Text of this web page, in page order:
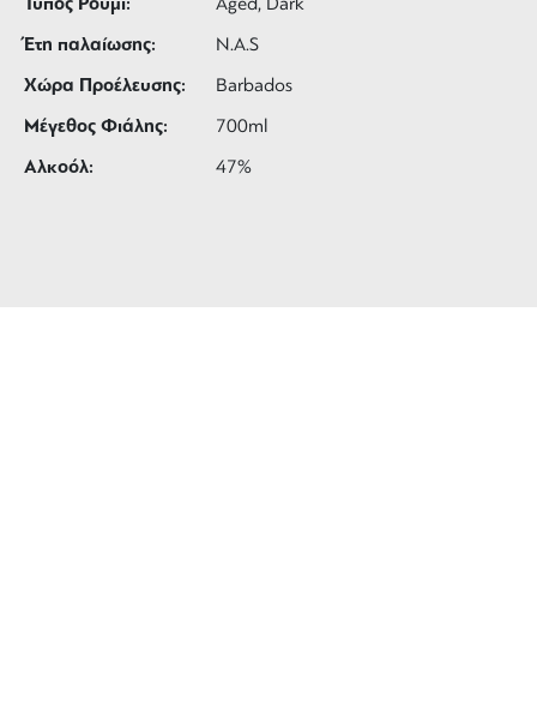
Έτη παλαίωσης: N.A.S
Χώρα Προέλευσης: Barbados
Μέγεθος Φιάλης: 700ml
Αλκοόλ: 47%